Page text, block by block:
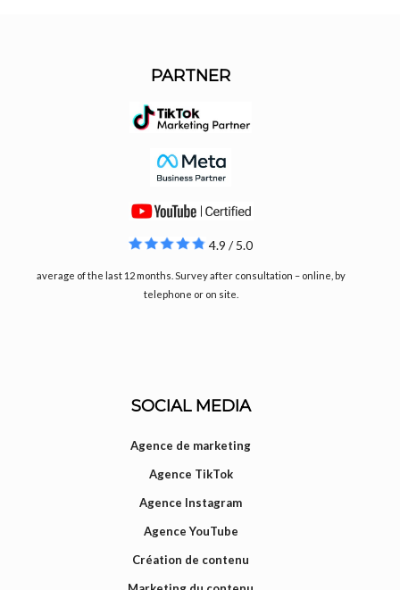
PARTNER
4.9 / 5.0
average of the last 12 months. Survey after consultation – online, by
telephone or on site.
SOCIAL MEDIA
Agence de marketing
Agence TikTok
Agence Instagram
Agence YouTube
Création de contenu